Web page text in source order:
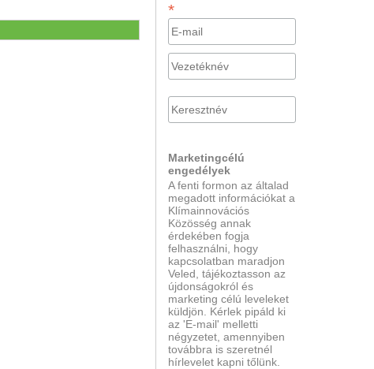
*
Marketingcélú
engedélyek
A fenti formon az általad
megadott információkat a
Klímainnovációs
Közösség annak
érdekében fogja
felhasználni, hogy
kapcsolatban maradjon
Veled, tájékoztasson az
újdonságokról és
marketing célú leveleket
küldjön. Kérlek pipáld ki
az 'E-mail' melletti
négyzetet, amennyiben
továbbra is szeretnél
hírlevelet kapni tőlünk.